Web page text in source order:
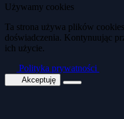
Używamy cookies
Ta strona używa plików
doświadczenia. Kontynuując
ich użycie.
Polityka prywatności
Akceptuję